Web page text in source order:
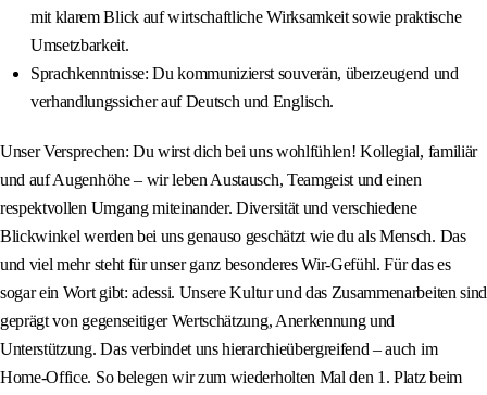
mit klarem Blick auf wirtschaftliche Wirksamkeit sowie praktische
Umsetzbarkeit.
Sprachkenntnisse: Du kommunizierst souverän, überzeugend und
verhandlungssicher auf Deutsch und Englisch.
Unser Versprechen: Du wirst dich bei uns wohlfühlen! Kollegial, familiär
und auf Augenhöhe – wir leben Austausch, Teamgeist und einen
respektvollen Umgang miteinander. Diversität und verschiedene
Blickwinkel werden bei uns genauso geschätzt wie du als Mensch. Das
und viel mehr steht für unser ganz besonderes Wir‑Gefühl. Für das es
sogar ein Wort gibt: adessi. Unsere Kultur und das Zusammenarbeiten sind
geprägt von gegenseitiger Wertschätzung, Anerkennung und
Unterstützung. Das verbindet uns hierarchieübergreifend – auch im
Home‑Office. So belegen wir zum wiederholten Mal den 1. Platz beim